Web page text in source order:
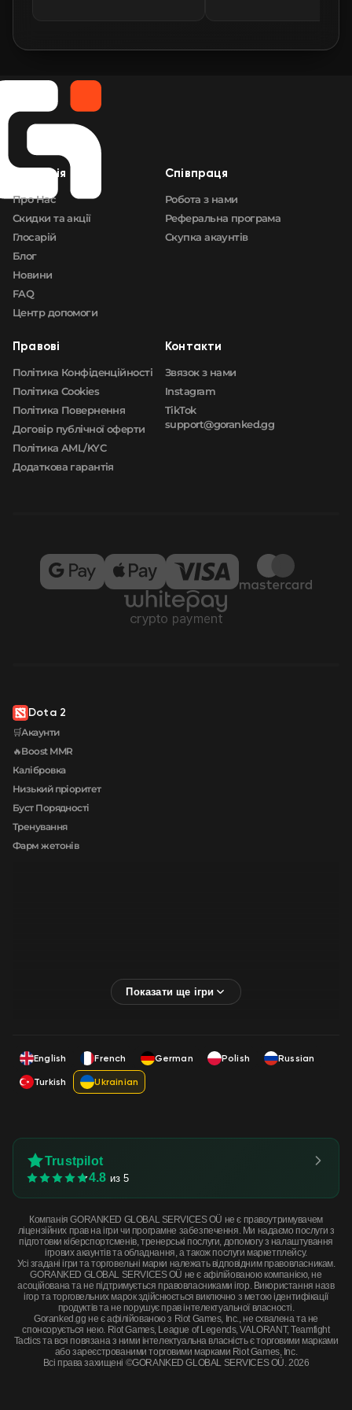
FN
Компанія
Про Нас
Скидки та акції
Глосарій
Блог
Новини
FAQ
Центр допомоги
Cпівпраця
Робота з нами
Реферальна програма
Скупка акаунтів
Правові
Політика Конфіденційності
Політика Cookies
Політика Повернення
Договір публічної оферти
Політика AML/KYC
Додаткова гарантія
Контакти
Звязок з нами
Instagram
TikTok
support@goranked.gg
Dota 2
🛒Акаунти
🔥Boost MMR
Калібровка
Низький пріоритет
Буст Порядності
Тренування
Фарм жетонів
English French German Polish
Russian
Turkish
Ukrainian
Trustpilot
4.8 из 5
Компанія GORANKED GLOBAL SERVICES OÜ не є правоутримувачем
ліцензійних прав на ігри чи програмне забезпечення. Ми надаємо послуги з
підготовки кіберспортсменів, тренерські послуги, допомогу з налаштування
ігрових акаунтів та обладнання, а також послуги маркетплейсу.
Усі згадані ігри та торговельні марки належать відповідним правовласникам.
GORANKED GLOBAL SERVICES OÜ не є афілійованою компанією, не
асоційована та не підтримується правовласниками ігор. Використання назв
ігор та торговельних марок здійснюється виключно з метою ідентифікації
продуктів та не порушує прав інтелектуальної власності.
Goranked.gg не є афілійованою з Riot Games, Inc., не схвалена та не
спонсорується нею. Riot Games, League of Legends, VALORANT, Teamfight
Tactics та вся повязана з ними інтелектуальна власність є торговими марками
або зареєстрованими торговими марками Riot Games, Inc.
Всі права захищені ©GORANKED GLOBAL SERVICES OÜ. 2026